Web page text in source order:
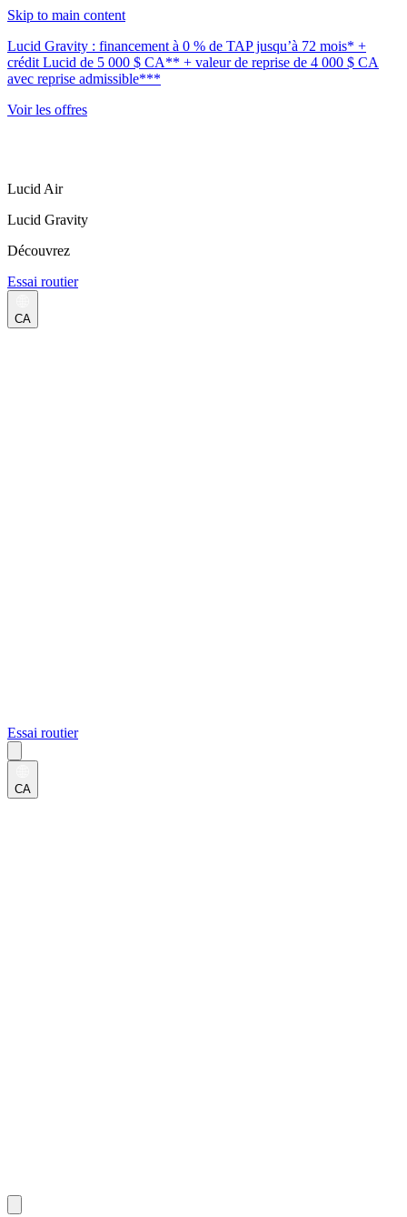
Skip to main content
Lucid Gravity : financement à 0 % de TAP jusqu’à 72 mois* +
crédit Lucid de 5 000 $ CA** + valeur de reprise de 4 000 $ CA
avec reprise admissible***
Voir les offres
Lucid Air
Lucid Gravity
Découvrez
Essai routier
CA
Essai routier
CA